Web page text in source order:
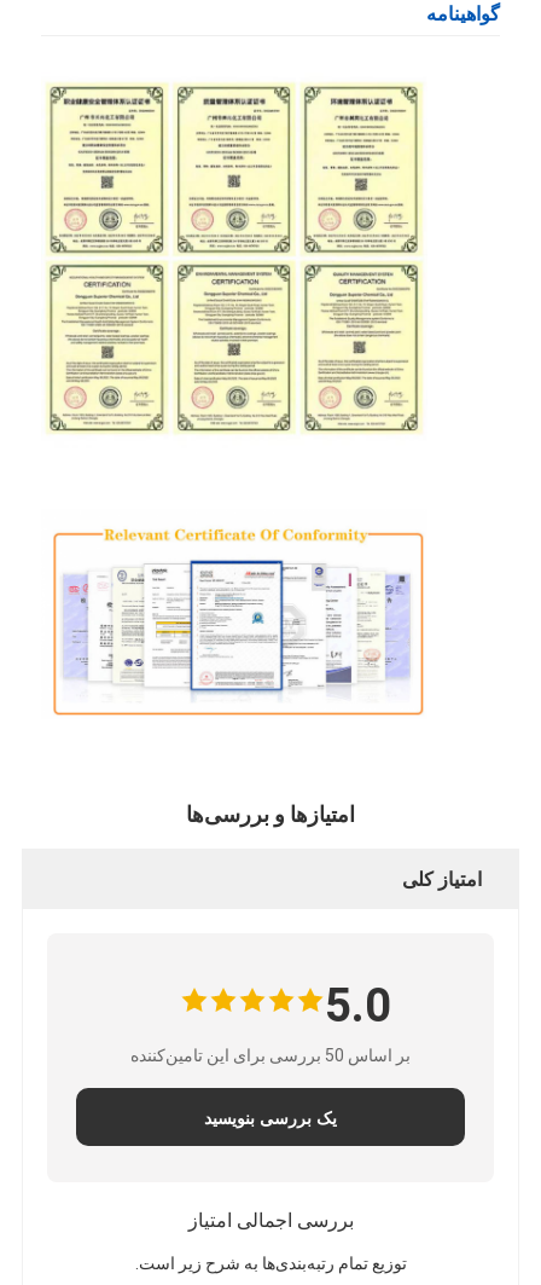
گواهینامه
امتیازها و بررسی‌ها
امتیاز کلی
5.0
بر اساس 50 بررسی برای این تامین‌کننده
یک بررسی بنویسید
بررسی اجمالی امتیاز
توزیع تمام رتبه‌بندی‌ها به شرح زیر است.